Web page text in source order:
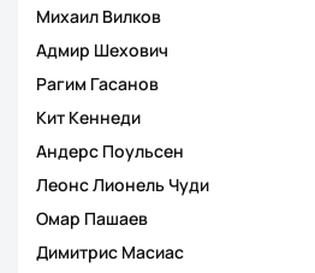
Михаил Вилков
Адмир Шехович
Рагим Гасанов
Кит Кеннеди
Андерс Поульсен
Леонс Лионель Чуди
Омар Пашаев
Димитрис Масиас